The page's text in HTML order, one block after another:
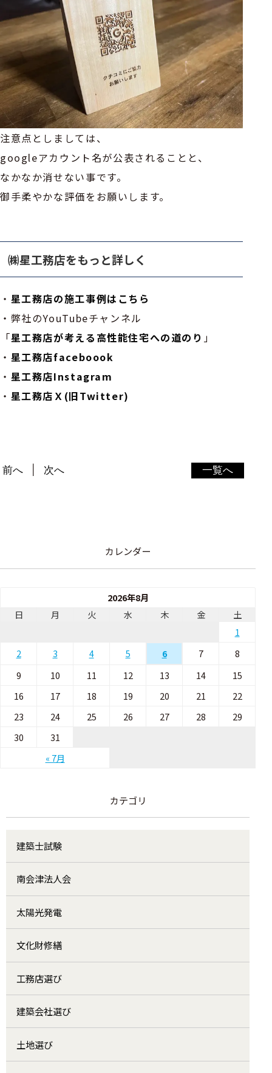
注意点としましては、
googleアカウント名が公表されることと、
なかなか消せない事です。
御手柔やかな評価をお願いします。
㈱星工務店をもっと詳しく
・ 星工務店の施工事例はこちら
・弊社のYouTubeチャンネル
「星工務店が考える高性能住宅への道のり 」
・ 星工務店faceboook
・ 星工務店Instagram
・ 星工務店Ｘ(旧Twitter)
一覧へ
前へ 次へ
カレンダー
2026年8月
日
月 火 水 木 金 土
« 7月
1
2
3 4 5 6 7
8
9
10 11 12 13 14
15
16
17 18 19 20 21
22
23
24 25 26 27 28
29
30
31
カテゴリ
建築士試験
南会津法人会
太陽光発電
文化財修繕
工務店選び
建築会社選び
土地選び